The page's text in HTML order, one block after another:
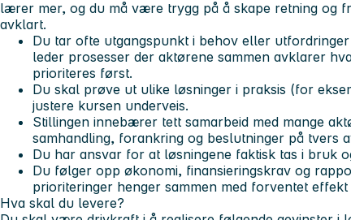
lærer mer, og du må være trygg på å skape retning og
avklart.
Du tar ofte utgangspunkt i behov eller
leder prosesser der aktørene sammen avklarer
prioriteres først.
Du skal prøve ut ulike løsninger i praksis (for
justere kursen underveis.
Stillingen innebærer tett samarbeid med mange
samhandling, forankring og beslutninger på tvers
Du har ansvar for at løsningene faktisk tas i bruk
Du følger opp økonomi, finansieringskrav og
prioriteringer henger sammen med forventet effekt
Hva skal du levere?